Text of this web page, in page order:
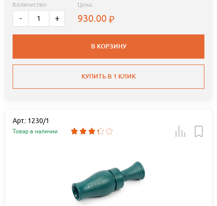
Количество:
- +
Цена:
930.00
В КОРЗИНУ
КУПИТЬ В 1 КЛИК
Арт.: 1230/1
Товар в наличии